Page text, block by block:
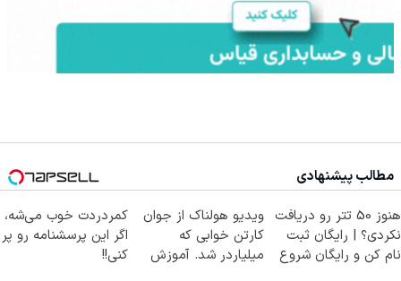
مطالب پیشنهادی
هنوز 50 تتر رو دریافت
نکردی؟ | رایگان ثبت
نام کن و رایگان شروع
ویدیو هولناک از جوان
کارتن خوابی که
میلیاردر شد. آموزش
کمردردت خوب می‌شه،
اگر این پرسشنامه رو پر
کنی!!